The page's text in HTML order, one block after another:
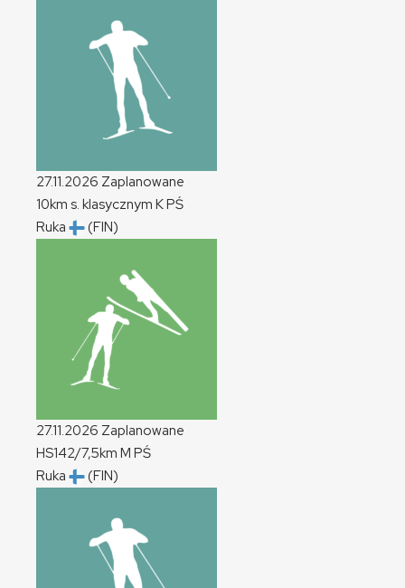
27.11.2026 Zaplanowane
10km s. klasycznym KPŚ
Ruka
(FIN)
27.11.2026 Zaplanowane
HS142/7,5km M PŚ
Ruka
(FIN)